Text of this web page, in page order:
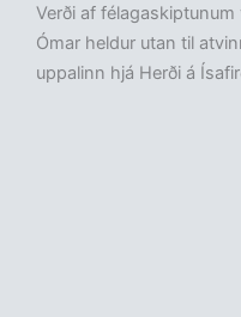
Verði af
Ómar heldur utan til
uppalinn hjá Herði á